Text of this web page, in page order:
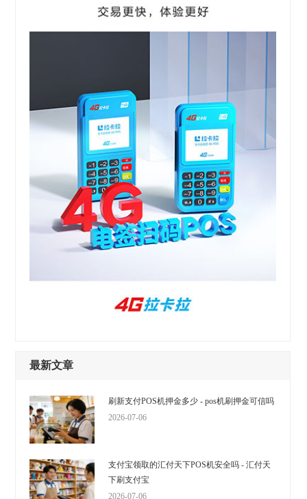
最新文章
刷新支付POS机押金多少 - pos机刷押金可信吗
2026-07-06
支付宝领取的汇付天下POS机安全吗 - 汇付天
下刷支付宝
2026-07-06